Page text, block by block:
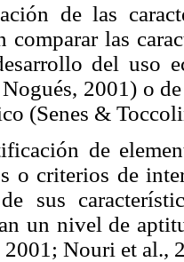
de las
comparar las
del uso
2001) o
(Senes &
de
o criterios de
sus
un nivel de
2001; Nouri et al.,